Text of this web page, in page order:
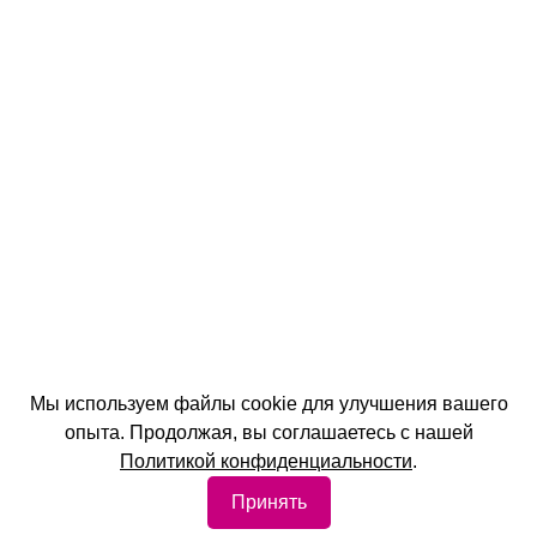
Мы используем файлы cookie для улучшения вашего
опыта. Продолжая, вы соглашаетесь с нашей
Политикой конфиденциальности.
Принять